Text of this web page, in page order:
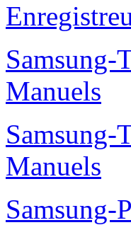
Manuels
Manuels
Samsung-